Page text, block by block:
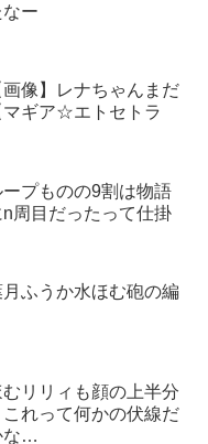
ー
画像】レナちゃんまだ
ギア☆エトセトラ
ープものの9割は物語
周目だったって仕掛
月ふうか水ほむ砲の編
むリリィも顔の上半分
れって何かの伏線だ
な…